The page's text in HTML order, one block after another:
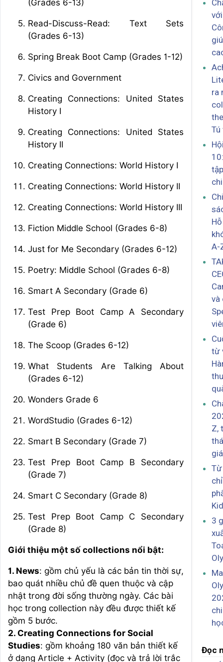
(Grades 6-13)
Read-Discuss-Read: Text Sets
(Grades 6-13)
Spring Break Boot Camp (Grades 1-12)
Civics and Government
Creating Connections: United States
History I
Creating Connections: United States
History II
Creating Connections: World History I
Creating Connections: World History II
Creating Connections: World History III
Fiction Middle School (Grades 6-8)
Just for Me Secondary (Grades 6-12)
Poetry: Middle School (Grades 6-8)
Smart A Secondary (Grade 6)
Test Prep Boot Camp A Secondary
(Grade 6)
The Scoop (Grades 6-12)
What Students Are Talking About
(Grades 6-12)
Wonders Grade 6
WordStudio (Grades 6-12)
Smart B Secondary (Grade 7)
Test Prep Boot Camp B Secondary
(Grade 7)
Smart C Secondary (Grade 8)
Test Prep Boot Camp C Secondary
(Grade 8)
Giới thiệu một số collections nổi bật:
1. News: gồm chủ yếu là các bản tin thời sự,
bao quát nhiều chủ đề quen thuộc và cập
nhật trong đời sống thường ngày. Các bài
học trong collection này đều được thiết kế
gồm 5 bước.
2. Creating Connections for Social
Studies: gồm khoảng 180 văn bản thiết kế
ở dạng Article + Activity (đọc và trả lời trắc
ra
A-
và
từ
Z,
3
Đọc